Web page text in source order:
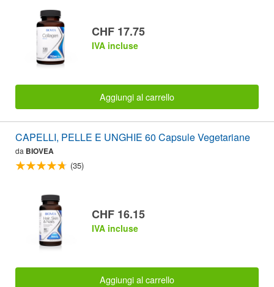
CHF 17.75
IVA incluse
Aggiungi al carrello
CAPELLI, PELLE E UNGHIE 60 Capsule Vegetariane
da BIOVEA
(35)
CHF 16.15
IVA incluse
Aggiungi al carrello